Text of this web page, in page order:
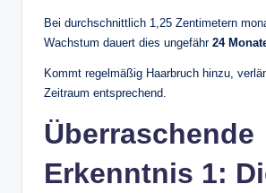
Bei durchschnittlich 1,25 Zentimetern
Wachstum dauert dies ungefähr 24
Kommt regelmäßig Haarbruch hinzu,
Zeitraum entsprechend.
Überraschende
Erkenntnis 1: